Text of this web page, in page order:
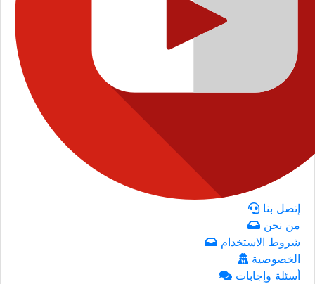
إتصل بنا
من نحن
شروط الاستخدام
الخصوصية
أسئلة وإجابات